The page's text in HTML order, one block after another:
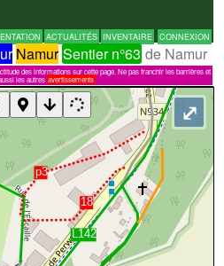
ACTUALITÉS INVENTAIRE CONNEXION
Namur Sentier n°63 de Namur
des informations sur cette page. Ne pas franchir les barrières et
les autres avertissements
⤢